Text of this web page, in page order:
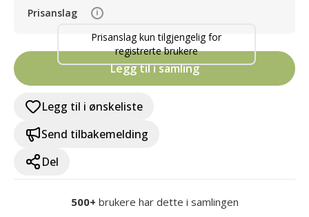
Prisanslag i
Prisanslag kun tilgjengelig for
registrerte brukere
Legg til i samling
Legg til i ønskeliste
Send tilbakemelding
Del
500+ brukere har dette i samlingen